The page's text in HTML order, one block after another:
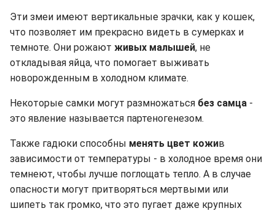
Эти змеи имеют вертикальные зрачки, как у кошек,
что позволяет им прекрасно видеть в сумерках и
темноте. Они рожают живых малышей, не
откладывая яйца, что помогает выживать
новорожденным в холодном климате.
Некоторые самки могут размножаться без самца -
это явление называется партеногенезом.
Также гадюки способны менять цвет кожив
зависимости от температуры - в холодное время они
темнеют, чтобы лучше поглощать тепло. А в случае
опасности могут притворяться мертвыми или
шипеть так громко, что это пугает даже крупных